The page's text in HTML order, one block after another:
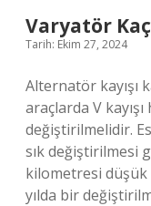
Varyatör
Tarih: Ekim 27, 2024
Alternatör kayışı
araçlarda V
değiştirilmelidir.
sık değiştirilmesi
kilometresi düşük
yılda bir